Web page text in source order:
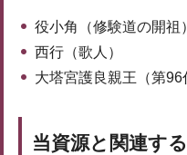
役小角（修験道の開祖）
西行（歌人）
大塔宮護良親王（第96
当資源と関連す